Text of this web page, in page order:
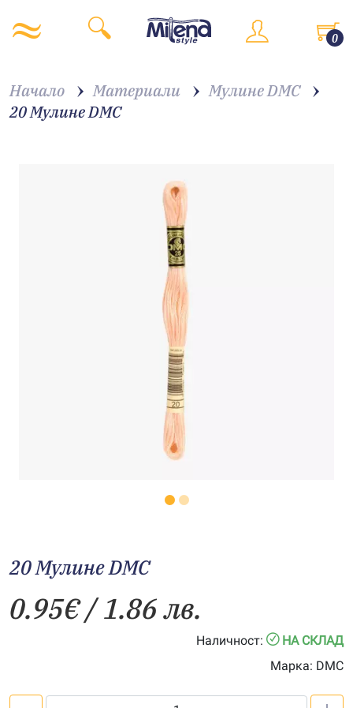
0
Начало Материали
Мулине DMC
20 Мулине DMC
20 Мулине DMC
0.95€/ 1.86 лв.
Наличност:
НА СКЛАД
Марка: DMC